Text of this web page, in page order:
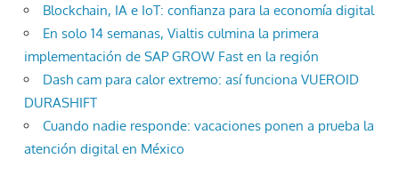
Blockchain, IA e IoT: confianza para la economía digital
En solo 14 semanas, Vialtis culmina la primera
implementación de SAP GROW Fast en la región
Dash cam para calor extremo: así funciona VUEROID
DURASHIFT
Cuando nadie responde: vacaciones ponen a prueba la
atención digital en México